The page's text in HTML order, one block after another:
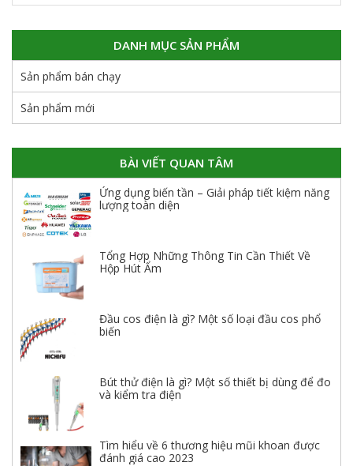
DANH MỤC SẢN PHẨM
Sản phẩm bán chạy
Sản phẩm mới
BÀI VIẾT QUAN TÂM
Ứng dụng biến tần – Giải pháp tiết kiệm năng
lượng toàn diện
Tổng Hợp Những Thông Tin Cần Thiết Về
Hộp Hút Ẩm
Đầu cos điện là gì? Một số loại đầu cos phổ
biến
Bút thử điện là gì? Một số thiết bị dùng để đo
và kiểm tra điện
Tìm hiểu về 6 thương hiệu mũi khoan được
đánh giá cao 2023